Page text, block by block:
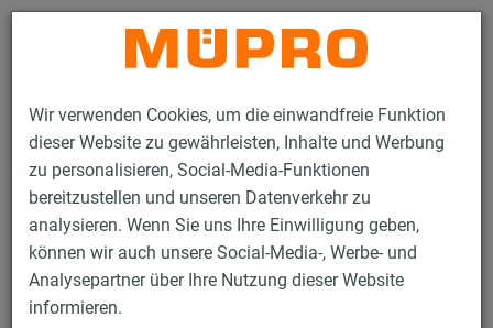
Wir verwenden Cookies, um die einwandfreie Funktion
dieser Website zu gewährleisten, Inhalte und Werbung
zu personalisieren, Social-Media-Funktionen
bereitzustellen und unseren Datenverkehr zu
analysieren. Wenn Sie uns Ihre Einwilligung geben,
können wir auch unsere Social-Media-, Werbe- und
Analysepartner über Ihre Nutzung dieser Website
informieren.
Kontakt
Produkte Befestigungstechnik Montageteile Stockschrauben
56 / 77